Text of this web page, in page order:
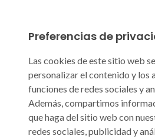
Preferencias de
Las cookies de este sitio web
personalizar el contenido y los
funciones de redes sociales y
Además, compartimos
que haga del sitio web con
redes sociales, publicidad y